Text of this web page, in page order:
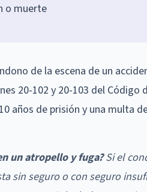
o muerte
de la escena de un
20-102 y 20-103 del
años de prisión y una multa
un atropello y fuga?Si el
sin seguro o con seguro